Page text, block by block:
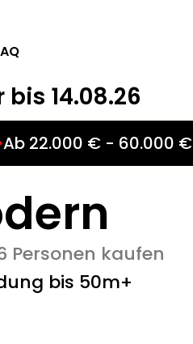
bis 14.08.26
Ab 22.000 € - 60.000 €
Personen kaufen
bis 50m+